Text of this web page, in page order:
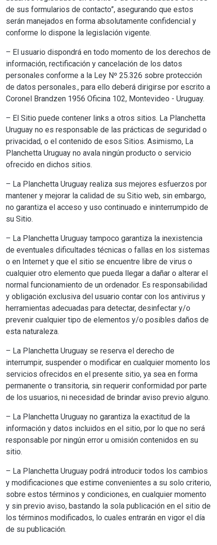
de sus formularios de contacto”, asegurando que estos
serán manejados en forma absolutamente confidencial y
conforme lo dispone la legislación vigente.
– El usuario dispondrá en todo momento de los derechos de
información, rectificación y cancelación de los datos
personales conforme a la Ley Nº 25.326 sobre protección
de datos personales., para ello deberá dirigirse por escrito a
Coronel Brandzen 1956 Oficina 102, Montevideo - Uruguay.
– El Sitio puede contener links a otros sitios. La Planchetta
Uruguay no es responsable de las prácticas de seguridad o
privacidad, o el contenido de esos Sitios. Asimismo, La
Planchetta Uruguay no avala ningún producto o servicio
ofrecido en dichos sitios.
– La Planchetta Uruguay realiza sus mejores esfuerzos por
mantener y mejorar la calidad de su Sitio web, sin embargo,
no garantiza el acceso y uso continuado e ininterrumpido de
su Sitio.
– La Planchetta Uruguay tampoco garantiza la inexistencia
de eventuales dificultades técnicas o fallas en los sistemas
o en Internet y que el sitio se encuentre libre de virus o
cualquier otro elemento que pueda llegar a dañar o alterar el
normal funcionamiento de un ordenador. Es responsabilidad
y obligación exclusiva del usuario contar con los antivirus y
herramientas adecuadas para detectar, desinfectar y/o
prevenir cualquier tipo de elementos y/o posibles daños de
esta naturaleza.
– La Planchetta Uruguay se reserva el derecho de
interrumpir, suspender o modificar en cualquier momento los
servicios ofrecidos en el presente sitio, ya sea en forma
permanente o transitoria, sin requerir conformidad por parte
de los usuarios, ni necesidad de brindar aviso previo alguno.
– La Planchetta Uruguay no garantiza la exactitud de la
información y datos incluidos en el sitio, por lo que no será
responsable por ningún error u omisión contenidos en su
sitio.
– La Planchetta Uruguay podrá introducir todos los cambios
y modificaciones que estime convenientes a su solo criterio,
sobre estos términos y condiciones, en cualquier momento
y sin previo aviso, bastando la sola publicación en el sitio de
los términos modificados, lo cuales entrarán en vigor el día
de su publicación.